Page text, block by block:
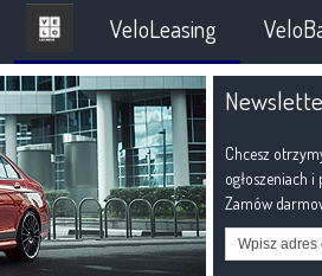
VeloLeasing
Chcesz
ogłoszeniach
Zamów